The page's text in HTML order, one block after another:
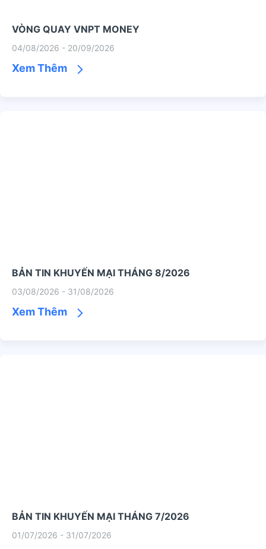
VÒNG QUAY VNPT MONEY
04/08/2026 - 20/09/2026
Xem Thêm
BẢN TIN KHUYẾN MẠI THÁNG 8/2026
03/08/2026 - 31/08/2026
Xem Thêm
BẢN TIN KHUYẾN MẠI THÁNG 7/2026
01/07/2026 - 31/07/2026